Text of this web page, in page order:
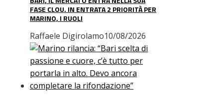
FASE CLOU. IN ENTRATA 2 PRIORITÀ PER
MARINO, I RUOLI
Raffaele Digirolamo10/08/2026